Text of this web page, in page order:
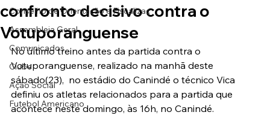
Conselho de Orientação e Fiscalizaç
Assembleia Geral
Comunicados
Clube
Ação Social
Futebol Americano
confronto decisivo contra o
Votuporanguense
No último treino antes da partida contra o
Votuporanguense, realizado na manhã deste
sábado(23),  no estádio do Canindé o técnico Vica
definiu os atletas relacionados para a partida que
acontece neste domingo, às 16h, no Canindé.